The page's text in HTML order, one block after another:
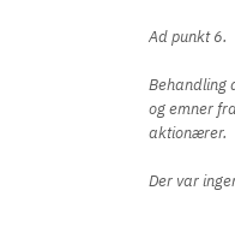
Ad punkt 6.
Behandling
og emner
aktionærer.
Der var